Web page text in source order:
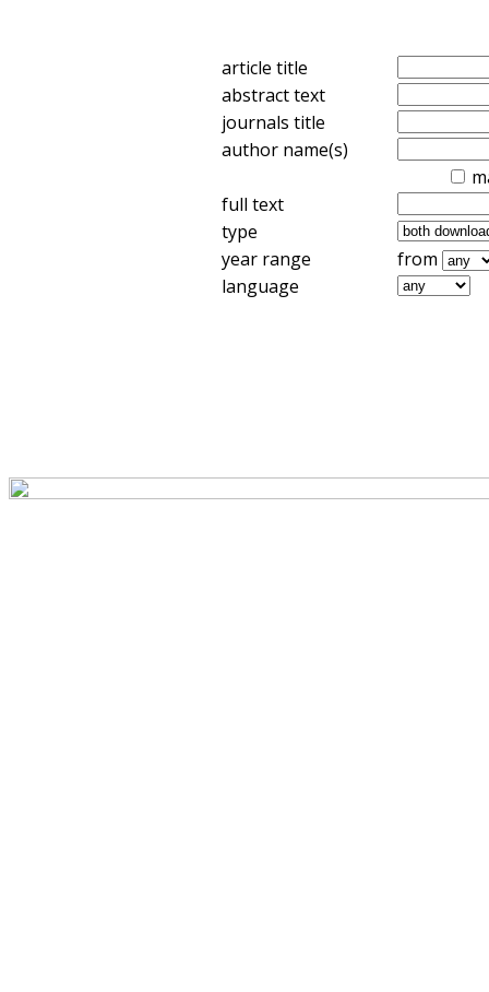
article title
abstract text
journals title
author name(s)
full text
type
year range
from
language